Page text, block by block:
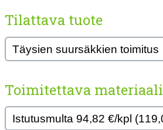
Tilattava tuote
Toimitettava materiaali